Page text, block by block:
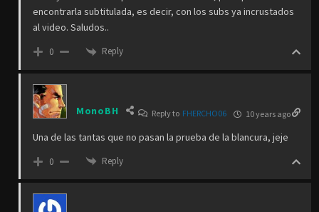
encontrarla subtitulada, es decir, con los subs ya incrustados
al video. Saludos..
0 Reply
MonoBH Reply to FHERCHO06 10 years ago
Una de las tantas que no pasan la prueba de la blancura, jeje
0 Reply